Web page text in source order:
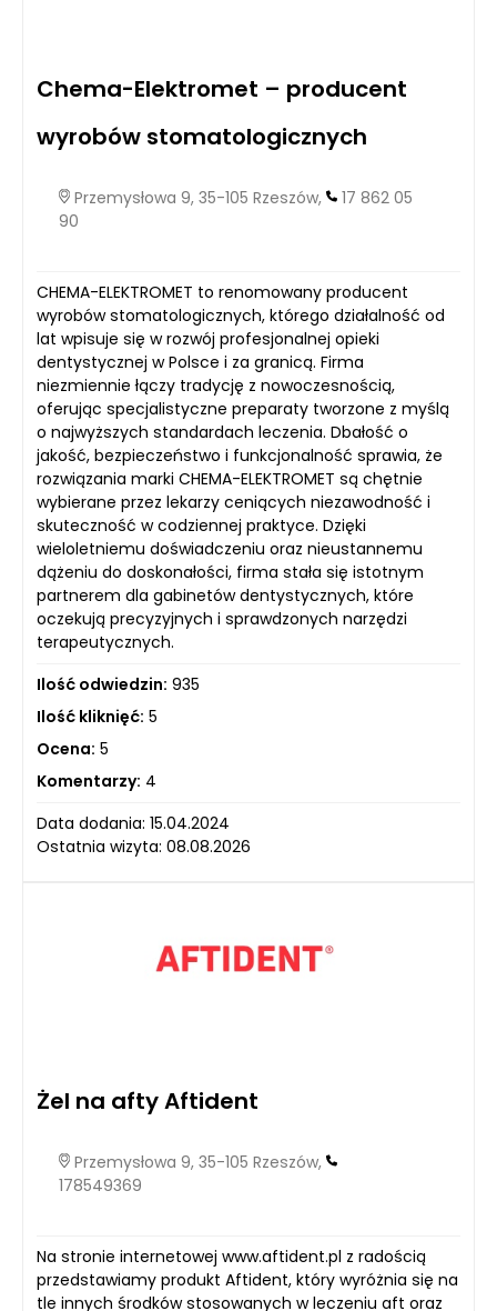
Chema-Elektromet – producent
wyrobów stomatologicznych
Przemysłowa 9, 35-105 Rzeszów,
17 862 05
90
CHEMA-ELEKTROMET to renomowany producent
wyrobów stomatologicznych, którego działalność od
lat wpisuje się w rozwój profesjonalnej opieki
dentystycznej w Polsce i za granicą. Firma
niezmiennie łączy tradycję z nowoczesnością,
oferując specjalistyczne preparaty tworzone z myślą
o najwyższych standardach leczenia. Dbałość o
jakość, bezpieczeństwo i funkcjonalność sprawia, że
rozwiązania marki CHEMA-ELEKTROMET są chętnie
wybierane przez lekarzy ceniących niezawodność i
skuteczność w codziennej praktyce. Dzięki
wieloletniemu doświadczeniu oraz nieustannemu
dążeniu do doskonałości, firma stała się istotnym
partnerem dla gabinetów dentystycznych, które
oczekują precyzyjnych i sprawdzonych narzędzi
terapeutycznych.
Ilość odwiedzin: 935
Ilość kliknięć: 5
Ocena: 5
Komentarzy: 4
Data dodania: 15.04.2024
Ostatnia wizyta: 08.08.2026
Żel na afty Aftident
Przemysłowa 9, 35-105 Rzeszów,
178549369
Na stronie internetowej www.aftident.pl z radością
przedstawiamy produkt Aftident, który wyróżnia się na
tle innych środków stosowanych w leczeniu aft oraz